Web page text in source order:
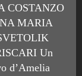
COSTANZO
MARIA
Un
d’Amelia